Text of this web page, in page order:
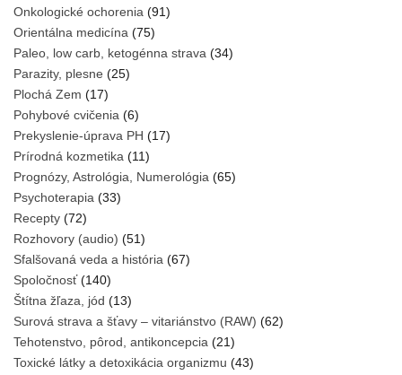
Onkologické ochorenia (91)
Orientálna medicína (75)
Paleo, low carb, ketogénna strava (34)
Parazity, plesne (25)
Plochá Zem (17)
Pohybové cvičenia (6)
Prekyslenie-úprava PH (17)
Prírodná kozmetika (11)
Prognózy, Astrológia, Numerológia (65)
Psychoterapia (33)
Recepty (72)
Rozhovory (audio) (51)
Sfalšovaná veda a história (67)
Spoločnosť(140)
Štítna žľaza, jód (13)
Surová strava a šťavy – vitariánstvo (RAW) (62)
Tehotenstvo, pôrod, antikoncepcia (21)
Toxické látky a detoxikácia organizmu (43)